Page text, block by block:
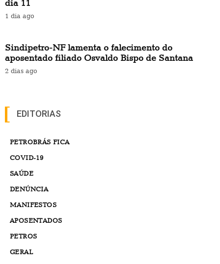
dia 11
1 dia ago
Sindipetro-NF lamenta o falecimento do
aposentado filiado Osvaldo Bispo de Santana
2 dias ago
EDITORIAS
PETROBRÁS FICA
COVID-19
SAÚDE
DENÚNCIA
MANIFESTOS
APOSENTADOS
PETROS
GERAL